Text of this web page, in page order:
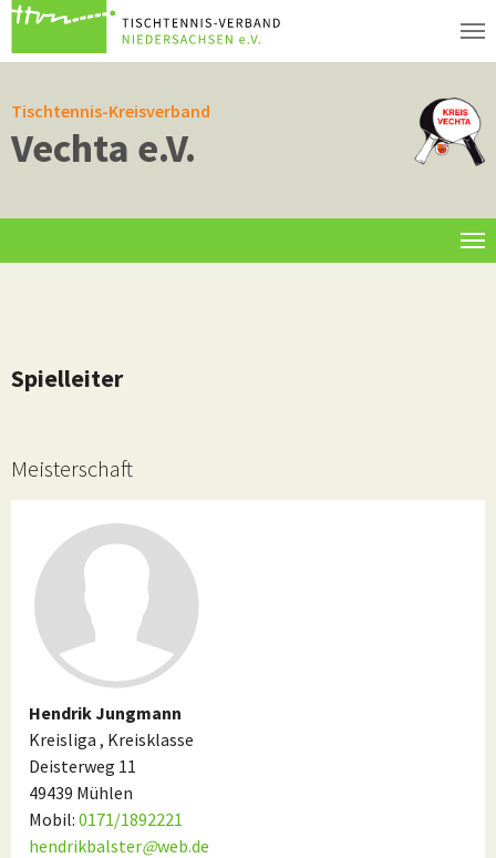
Tischtennis-Kreisverband
Vechta e.V.
Spielleiter
Meisterschaft
Hendrik Jungmann
Kreisliga , Kreisklasse
Deisterweg 11
49439 Mühlen
Mobil: 0171/1892221
hendrikbalster@web.de